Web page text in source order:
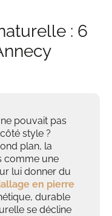
: 6
pouvait pas
style ?
plan, la
comme une
lui donner du
en pierre
durable
se décline